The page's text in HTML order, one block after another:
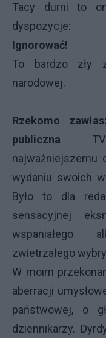
Tacy durni to
dyspozycje:
Ignorować!
To bardzo zły
narodowej.
Rzekomo
publiczna
najważniejszemu
wydaniu swoich
Było to dla
sensacyjnej
wspaniałego
zwietrzałego
W moim
aberracji
państwowej, o
dziennikarzy.